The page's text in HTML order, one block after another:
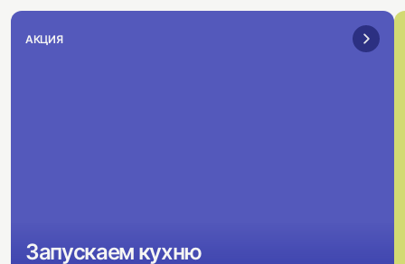
АКЦИЯ
Запускаем кухню